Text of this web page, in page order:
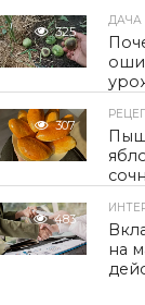
325
ДАЧА
307
483
на